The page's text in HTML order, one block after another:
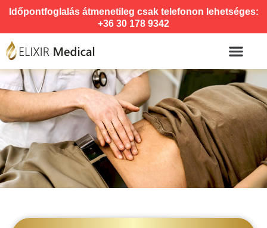
Időpontfoglalás átmenetileg csak telefonon lehetséges:
+36 30 178 9342